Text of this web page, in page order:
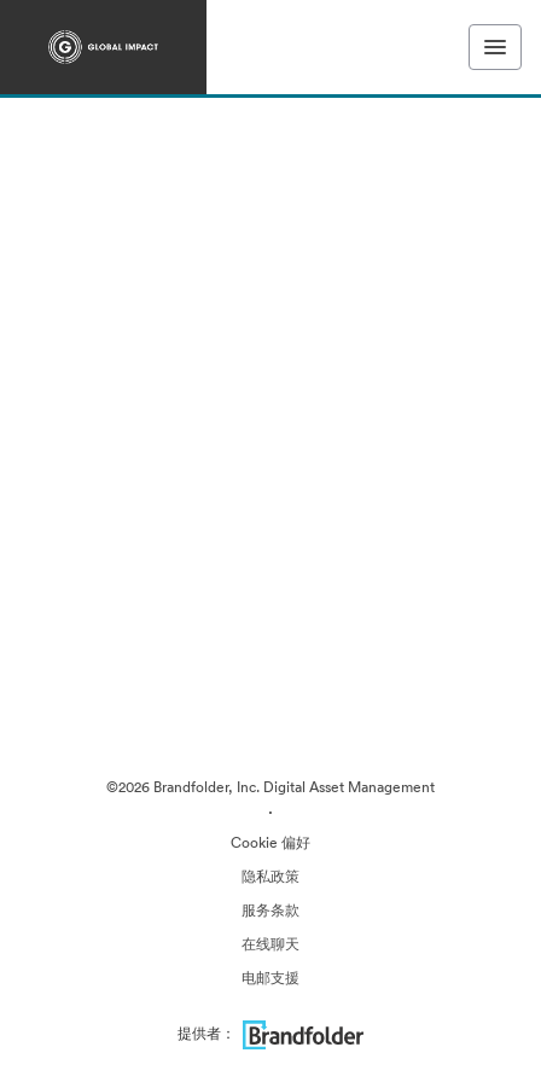
©2026 Brandfolder, Inc. Digital Asset Management
·
Cookie 偏好
隐私政策
服务条款
在线聊天
电邮支援
提供者：